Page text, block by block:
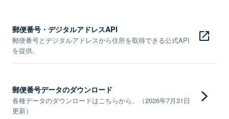
郵便番号・デジタルアドレスAPI
郵便番号とデジタルアドレスから住所を取得できる公式API
を提供。
郵便番号データのダウンロード
各種データのダウンロードはこちらから。（2026年7月31日
更新）